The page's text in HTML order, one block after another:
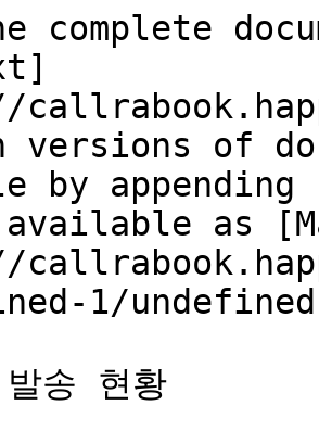
complete
versions of
by
as
1/
송 현황